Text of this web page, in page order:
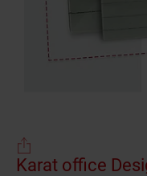
Karat office